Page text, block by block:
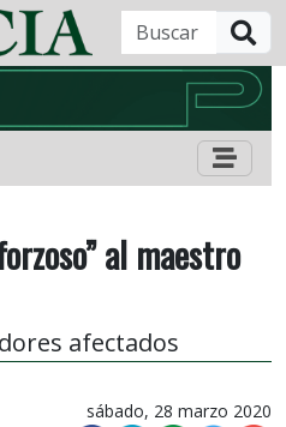
al maestro
afectados
sábado, 28 marzo 2020